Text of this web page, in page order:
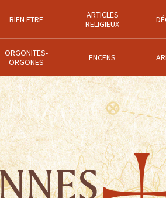
BIEN ETRE
ARTICLES
RELIGIEUX
ORGONITES-
ORGONES
ENCENS